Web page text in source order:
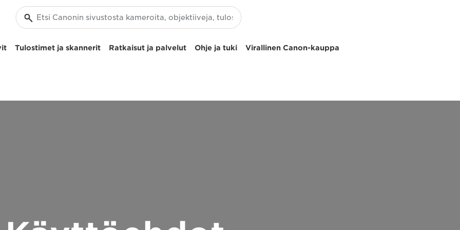
Tulostimet ja skannerit Ratkaisut ja palvelut Ohje ja tuki Virallinen Canon-kauppa